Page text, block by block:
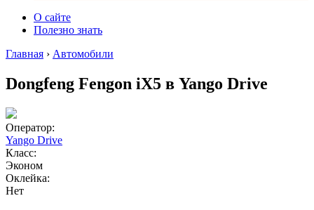
О сайте
Полезно знать
Главная › Автомобили
Dongfeng Fengon iX5 в Yango Drive
Оператор:
Yango Drive
Класс:
Эконом
Оклейка:
Нет